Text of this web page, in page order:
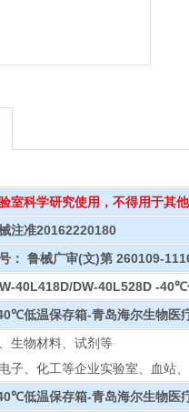
室科学研究使用，不得用于其他
注准20162220180
： 鲁械广审(文)第 260109-
40L418D/DW-40L528D -
低温保存箱-青岛海尔生物医
生物材料、试剂等
子、化工等企业实验室、血站
低温保存箱-青岛海尔生物医